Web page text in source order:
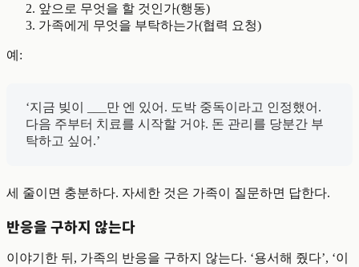
앞으로 무엇을 할 것인가(행동)
가족에게 무엇을 부탁하는가(협력 요청)
예:
‘지금 빚이 ___만 엔 있어. 도박 중독이라고 인정했어.
다음 주부터 치료를 시작할 거야. 돈 관리를 당분간 부
탁하고 싶어.’
세 줄이면 충분하다. 자세한 것은 가족이 질문하면 답한다.
반응을 구하지 않는다
이야기한 뒤, 가족의 반응을 구하지 않는다. ‘용서해 줬다’, ‘이